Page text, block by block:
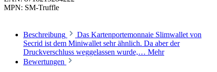
MPN: SM-Truffle
Beschreibung
Das Kartenportemonnaie Slimwallet von
Secrid ist dem Miniwallet sehr ähnlich. Da aber der
Druckverschluss weggelassen wurde,… Mehr
Bewertungen